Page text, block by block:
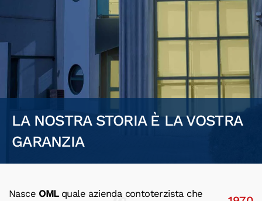
LA NOSTRA STORIA È LA VOSTRA
GARANZIA
Nasce OML quale azienda contoterzista che